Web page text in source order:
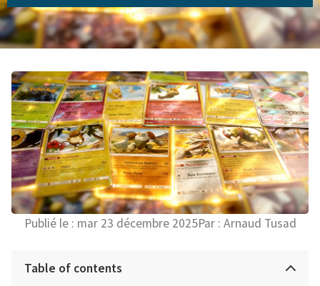
Publié le : mar 23 décembre 2025Par : Arnaud Tusad
Table of contents